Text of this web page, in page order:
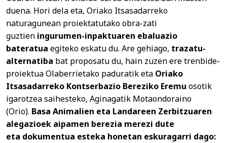
duena. Hori dela eta, Oriako Itsasadarreko
naturagunean proiektatutako obra-zati
guztien ingurumen-inpaktuaren ebaluazio
bateratua egiteko eskatu du. Are gehiago, trazatu-
alternatiba bat proposatu du, hain zuzen ere trenbide-
proiektua Olaberrietako paduratik eta Oriako
Itsasadarreko Kontserbazio Bereziko Eremu osotik
igarotzea saihesteko, Aginagatik Motaondoraino
(Orio). Basa Animalien eta Landareen Zerbitzuaren
alegazioek aipamen berezia merezi dute
eta dokumentua esteka honetan eskuragarri dago: